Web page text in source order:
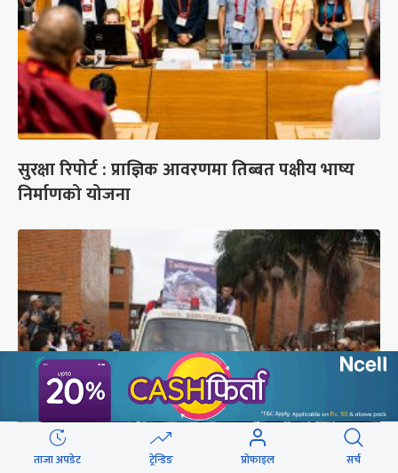
सुरक्षा रिपोर्ट : प्राज्ञिक आवरणमा तिब्बत पक्षीय भाष्य
निर्माणको योजना
ताजा अपडेट ट्रेन्डिङ प्रोफाइल सर्च